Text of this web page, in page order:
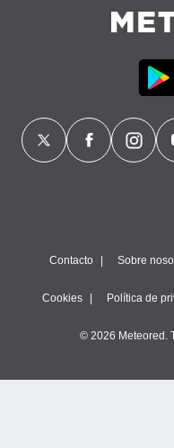
Contacto Sobre
Cookies Política de
© 2026 Meteored.